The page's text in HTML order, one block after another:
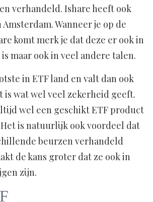
verhandeld. Ishare heeft ook
Wanneer je op de
komt merk je dat deze er ook in
maar ook in veel andere talen.
in ETF land en valt dan ook
is wat wel veel zekerheid geeft.
wel een geschikt ETF product
is natuurlijk ook voordeel dat
beurzen verhandeld
de kans groter dat ze ook in
zijn.